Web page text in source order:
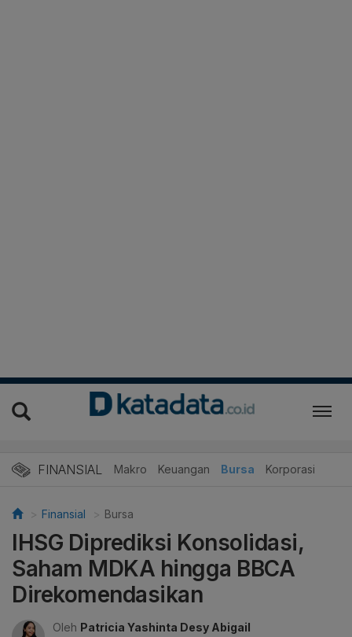
FINANSIAL Makro Keuangan Bursa Korporasi
Finansial Bursa
IHSG Diprediksi Konsolidasi,
Saham MDKA hingga BBCA
Direkomendasikan
Oleh Patricia Yashinta Desy Abigail